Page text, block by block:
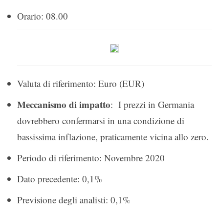
Orario: 08.00
Valuta di riferimento: Euro (EUR)
Meccanismo di impatto: I prezzi in Germania
dovrebbero confermarsi in una condizione di
bassissima inflazione, praticamente vicina allo zero.
Periodo di riferimento: Novembre 2020
Dato precedente: 0,1%
Previsione degli analisti: 0,1%